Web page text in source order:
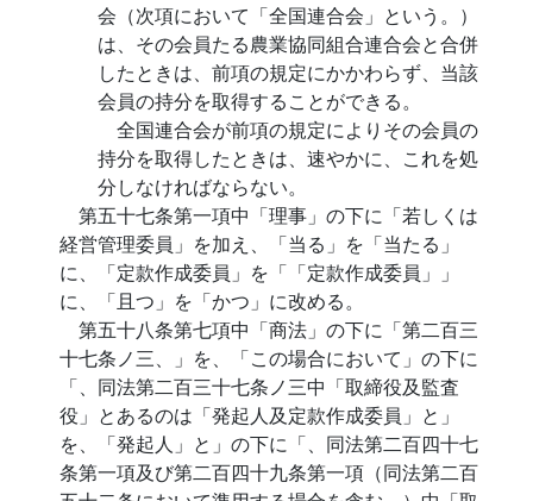
会（次項において「全国連合会」という。）
は、その会員たる農業協同組合連合会と合併
したときは、前項の規定にかかわらず、当該
会員の持分を取得することができる。
全国連合会が前項の規定によりその会員の
持分を取得したときは、速やかに、これを処
分しなければならない。
第五十七条第一項中「理事」の下に「若しくは
経営管理委員」を加え、「当る」を「当たる」
に、「定款作成委員」を「「定款作成委員」」
に、「且つ」を「かつ」に改める。
第五十八条第七項中「商法」の下に「第二百三
十七条ノ三、」を、「この場合において」の下に
「、同法第二百三十七条ノ三中「取締役及監査
役」とあるのは「発起人及定款作成委員」と」
を、「発起人」と」の下に「、同法第二百四十七
条第一項及び第二百四十九条第一項（同法第二百